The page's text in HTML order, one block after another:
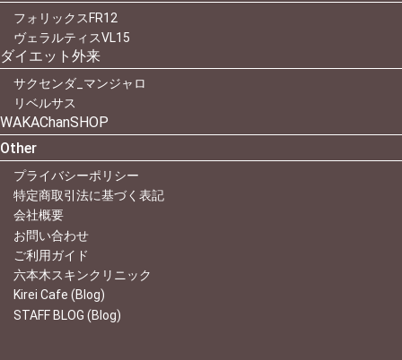
フォリックスFR12
ヴェラルティスVL15
ダイエット外来
サクセンダ_マンジャロ
リベルサス
WAKAChanSHOP
Other
プライバシーポリシー
特定商取引法に基づく表記
会社概要
お問い合わせ
ご利用ガイド
六本木スキンクリニック
Kirei Cafe (Blog)
STAFF BLOG (Blog)